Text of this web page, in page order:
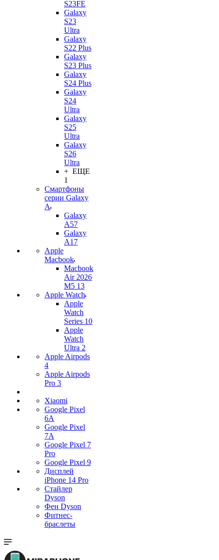
S23FE
Galaxy
S23
Ultra
Galaxy
S22 Plus
Galaxy
S23 Plus
Galaxy
S24 Plus
Galaxy
S24
Ultra
Galaxy
S25
Ultra
Galaxy
S26
Ultra
+ ЕЩЕ
1
Смартфоны
серии Galaxy
A
Galaxy
A57
Galaxy
A17
Apple
Macbook
Macbook
Air 2026
M5 13
Apple Watch
Apple
Watch
Series 10
Apple
Watch
Ultra 2
Apple Airpods
4
Apple Airpods
Pro 3
Xiaomi
Google Pixel
6A
Google Pixel
7А
Google Pixel 7
Pro
Google Pixel 9
Дисплей
iPhone 14 Pro
Стайлер
Dyson
Фен Dyson
Фитнес-
браслеты